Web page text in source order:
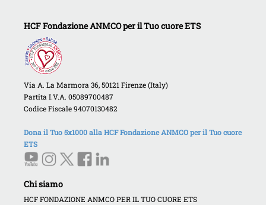
HCF Fondazione ANMCO per il Tuo cuore ETS
Via A. La Marmora 36, 50121 Firenze (Italy)
Partita I.V.A. 05089700487
Codice Fiscale 94070130482
Dona il Tuo 5x1000 alla HCF Fondazione ANMCO per il Tuo cuore
ETS
Chi siamo
HCF FONDAZIONE ANMCO PER IL TUO CUORE ETS